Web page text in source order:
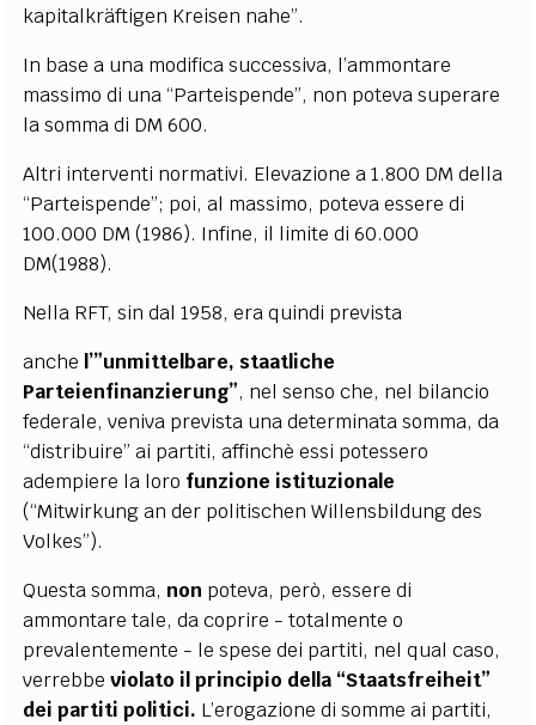
kapitalkräftigen Kreisen nahe”.
In base a una modifica successiva, l’ammontare
massimo di una “Parteispende”, non poteva superare
la somma di DM 600.
Altri interventi normativi. Elevazione a 1.800 DM della
“Parteispende”; poi, al massimo, poteva essere di
100.000 DM (1986). Infine, il limite di 60.000
DM(1988).
Nella RFT, sin dal 1958, era quindi prevista
anche l’”unmittelbare, staatliche
Parteienfinanzierung”, nel senso che, nel bilancio
federale, veniva prevista una determinata somma, da
“distribuire” ai partiti, affinchè essi potessero
adempiere la loro funzione istituzionale
(“Mitwirkung an der politischen Willensbildung des
Volkes”).
Questa somma, non poteva, però, essere di
ammontare tale, da coprire - totalmente o
prevalentemente - le spese dei partiti, nel qual caso,
verrebbeviolato il principio della “Staatsfreiheit”
dei partiti politici. L’erogazione di somme ai partiti,